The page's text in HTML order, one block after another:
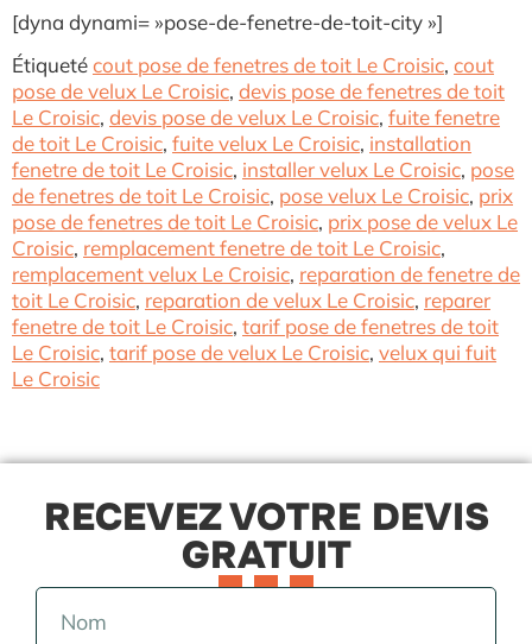
[dyna dynami= »pose-de-fenetre-de-toit-city »]
Étiquetécout pose de fenetres de toit Le Croisic, cout
pose de velux Le Croisic, devis pose de fenetres de toit
Le Croisic, devis pose de velux Le Croisic, fuite fenetre
de toit Le Croisic, fuite velux Le Croisic, installation
fenetre de toit Le Croisic, installer velux Le Croisic, pose
de fenetres de toit Le Croisic, pose velux Le Croisic, prix
pose de fenetres de toit Le Croisic, prix pose de velux Le
Croisic, remplacement fenetre de toit Le Croisic,
remplacement velux Le Croisic, reparation de fenetre de
toit Le Croisic, reparation de velux Le Croisic, reparer
fenetre de toit Le Croisic, tarif pose de fenetres de toit
Le Croisic, tarif pose de velux Le Croisic, velux qui fuit
Le Croisic
RECEVEZ VOTRE DEVIS
GRATUIT